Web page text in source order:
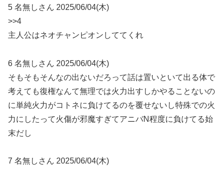
5 名無しさん 2025/06/04(木)
>>4
主人公はネオチャンピオンしててくれ
6 名無しさん 2025/06/04(木)
そもそもそんなの出ないだろって話は置いといて出る体で
考えても復権なんて無理では火力出すしかやることないの
に単純火力がコトネに負けてるのを覆せないし特殊での火
力にしたって火傷が邪魔すぎてアニバN程度に負けてる始
末だし
7 名無しさん 2025/06/04(木)